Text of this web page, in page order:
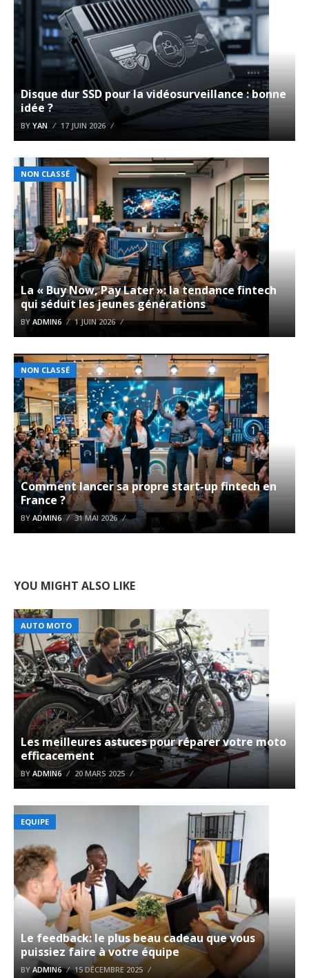
Disque dur SSD pour la vidéosurveillance : bonne
idée ?
BY YAN 17 JUIN 2026
NON CLASSÉ
La « Buy Now, Pay Later »: la tendance fintech
qui séduit les jeunes générations
BY ADMIN6 1 JUIN 2026
NON CLASSÉ
Comment lancer sa propre start-up fintech en
France ?
BYADMIN6 31 MAI 2026
YOU MIGHT ALSO LIKE
AUTO MOTO
Les meilleures astuces pour réparer votre moto
efficacement
BY ADMIN6 20 MARS 2025
EQUIPE
Le feedback: le plus beau cadeau que vous
puissiez faire à votre équipe
BY ADMIN6 15 DÉCEMBRE 2025